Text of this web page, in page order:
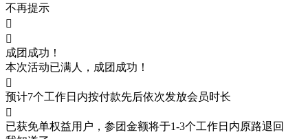
不再提示


成团成功！
本次活动已满人，成团成功！

预计7个工作日内按付款先后依次发放会员时长

已获免单权益用户，参团金额将于1-3个工作日内原路退回